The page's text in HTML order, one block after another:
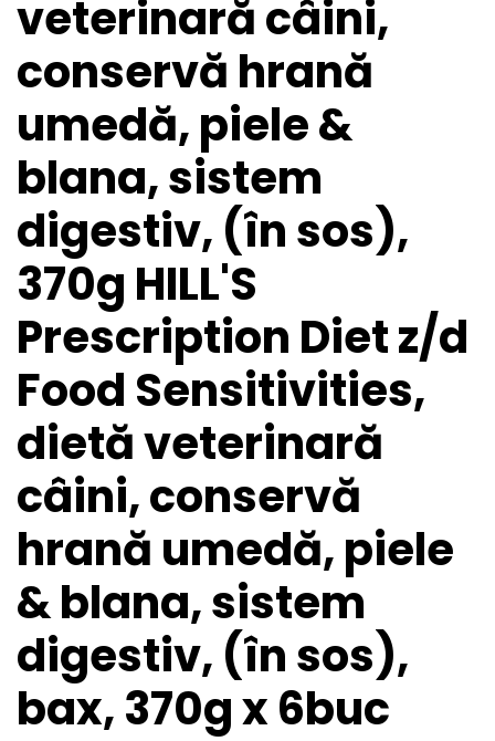
veterinară câini,
conservă hrană
umedă, piele &
blana, sistem
digestiv, (în sos),
370g HILL'S
Prescription Diet z/d
Food Sensitivities,
dietă veterinară
câini, conservă
hrană umedă, piele
& blana, sistem
digestiv, (în sos),
bax, 370g x 6buc